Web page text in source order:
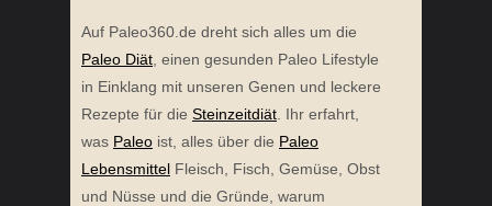
Auf Paleo360.de dreht sich alles um die
Paleo Diät , einen gesunden Paleo Lifestyle
in Einklang mit unseren Genen und leckere
Rezepte für die Steinzeitdiät . Ihr erfahrt,
was Paleo ist, alles über die Paleo
Lebensmittel Fleisch, Fisch, Gemüse, Obst
und Nüsse und die Gründe, warum